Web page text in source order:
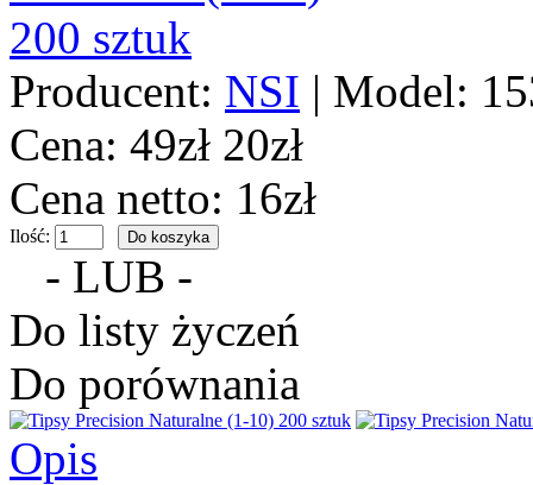
Producent: NSI | Model:
Cena: 49zł 20zł
Cena netto: 16zł
Ilość:
- LUB -
Do listy życzeń
Do porównania
Opis